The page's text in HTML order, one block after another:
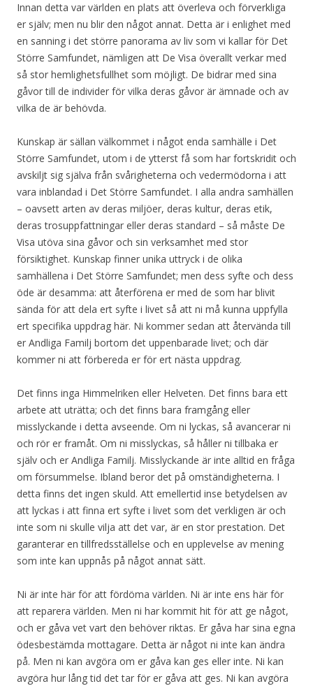
Innan detta var världen en plats att överleva och förverkliga
er själv; men nu blir den något annat. Detta är i enlighet med
en sanning i det större panorama av liv som vi kallar för Det
Större Samfundet, nämligen att De Visa överallt verkar med
så stor hemlighetsfullhet som möjligt. De bidrar med sina
gåvor till de individer för vilka deras gåvor är ämnade och av
vilka de är behövda.
Kunskap är sällan välkommet i något enda samhälle i Det
Större Samfundet, utom i de ytterst få som har fortskridit och
avskiljt sig själva från svårigheterna och vedermödorna i att
vara inblandad i Det Större Samfundet. I alla andra samhällen
– oavsett arten av deras miljöer, deras kultur, deras etik,
deras trosuppfattningar eller deras standard – så måste De
Visa utöva sina gåvor och sin verksamhet med stor
försiktighet. Kunskap finner unika uttryck i de olika
samhällena i Det Större Samfundet; men dess syfte och dess
öde är desamma: att återförena er med de som har blivit
sända för att dela ert syfte i livet så att ni må kunna uppfylla
ert specifika uppdrag här. Ni kommer sedan att återvända till
er Andliga Familj bortom det uppenbarade livet; och där
kommer ni att förbereda er för ert nästa uppdrag.
Det finns inga Himmelriken eller Helveten. Det finns bara ett
arbete att uträtta; och det finns bara framgång eller
misslyckande i detta avseende. Om ni lyckas, så avancerar ni
och rör er framåt. Om ni misslyckas, så håller ni tillbaka er
själv och er Andliga Familj. Misslyckande är inte alltid en fråga
om försummelse. Ibland beror det på omständigheterna. I
detta finns det ingen skuld. Att emellertid inse betydelsen av
att lyckas i att finna ert syfte i livet som det verkligen är och
inte som ni skulle vilja att det var, är en stor prestation. Det
garanterar en tillfredsställelse och en upplevelse av mening
som inte kan uppnås på något annat sätt.
Ni är inte här för att fördöma världen. Ni är inte ens här för
att reparera världen. Men ni har kommit hit för att ge något,
och er gåva vet vart den behöver riktas. Er gåva har sina egna
ödesbestämda mottagare. Detta är något ni inte kan ändra
på. Men ni kan avgöra om er gåva kan ges eller inte. Ni kan
avgöra hur lång tid det tar för er gåva att ges. Ni kan avgöra